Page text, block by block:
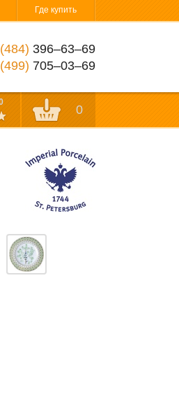
Где купить
(484) 396‒63‒69
(499) 705‒03‒69
0